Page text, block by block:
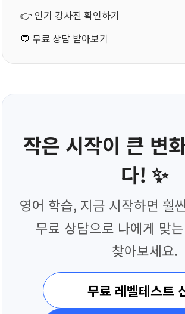
👉 인기 강사진 확인하기
💬 무료 상담 받아보기
작은 시작이 큰 변
다! ✨
영어 학습, 지금 시작하면 훨
무료 상담으로 나에게 맞
찾아보세요.
무료 레벨테스트